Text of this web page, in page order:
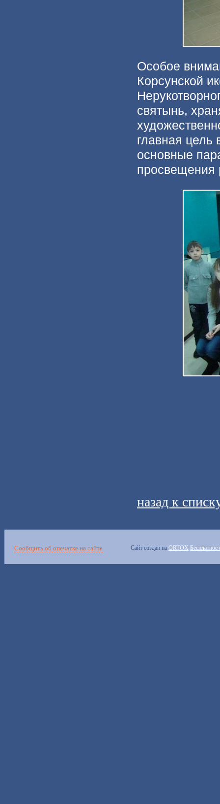
Особое
Корсунской
святынь,
главная цель
основные
просвещения
назад к
Сообщить об опечатке на сайте Сайт создан на ORTOX